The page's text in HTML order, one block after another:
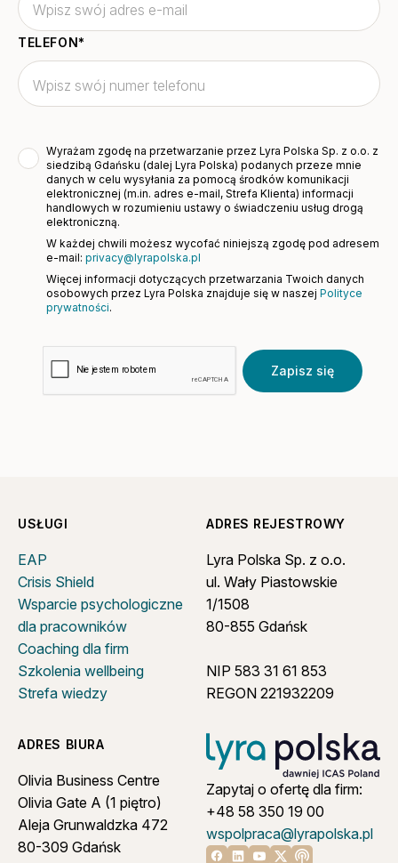
TELEFON*
Wyrażam zgodę na przetwarzanie przez Lyra Polska Sp. z o.o. z
siedzibą Gdańsku (dalej Lyra Polska) podanych przeze mnie
danych w celu wysyłania za pomocą środków komunikacji
elektronicznej (m.in. adres e-mail, Strefa Klienta) informacji
handlowych w rozumieniu ustawy o świadczeniu usług drogą
elektroniczną.
W każdej chwili możesz wycofać niniejszą zgodę pod adresem
e-mail:privacy@lyrapolska.pl
Więcej informacji dotyczących przetwarzania Twoich danych
osobowych przez Lyra Polska znajduje się w naszejPolityce
prywatności.
Zapisz się
USŁUGI
EAP
Crisis Shield
Wsparcie psychologiczne
dla pracowników
Coaching dla firm
Szkolenia wellbeing
Strefa wiedzy
ADRES REJESTROWY
Lyra Polska Sp. z o.o.
ul. Wały Piastowskie
1/1508
80-855 Gdańsk
NIP 583 31 61 853
REGON 221932209
ADRES BIURA
Olivia Business Centre
Olivia Gate A (1 piętro)
Aleja Grunwaldzka 472
80-309 Gdańsk
Zapytaj o ofertę dla firm:
+48 58 350 19 00
wspolpraca@lyrapolska.pl